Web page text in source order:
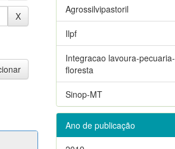
Agrossilvipastoril
Ilpf
Integracao lavoura-pecuaria-
floresta
Sinop-MT
Ano de publicação